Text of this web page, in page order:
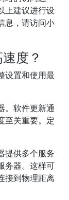
上建议进行设
息，请访问小
度？
设置和使用最
。软件更新通
至关重要。定
提供多个服务
务器。这样可
接到物理距离